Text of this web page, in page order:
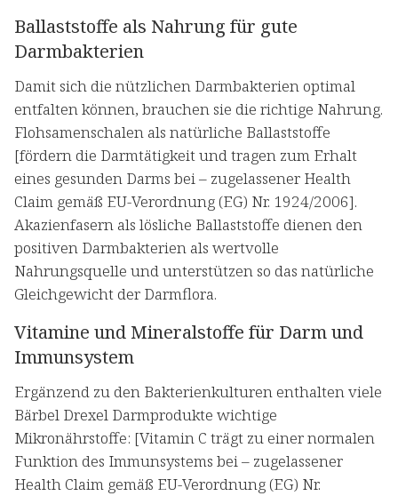
Ballaststoffe als Nahrung für gute
Darmbakterien
Damit sich die nützlichen Darmbakterien optimal
entfalten können, brauchen sie die richtige Nahrung.
Flohsamenschalen als natürliche Ballaststoffe
[fördern die Darmtätigkeit und tragen zum Erhalt
eines gesunden Darms bei – zugelassener Health
Claim gemäß EU-Verordnung (EG) Nr. 1924/2006].
Akazienfasern als lösliche Ballaststoffe dienen den
positiven Darmbakterien als wertvolle
Nahrungsquelle und unterstützen so das natürliche
Gleichgewicht der Darmflora.
Vitamine und Mineralstoffe für Darm und
Immunsystem
Ergänzend zu den Bakterienkulturen enthalten viele
Bärbel Drexel Darmprodukte wichtige
Mikronährstoffe: [Vitamin C trägt zu einer normalen
Funktion des Immunsystems bei – zugelassener
Health Claim gemäß EU-Verordnung (EG) Nr.